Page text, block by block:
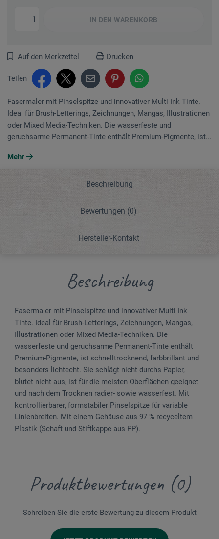
IN DEN WARENKORB
Auf den Merkzettel Drucken
Teilen
Fasermaler mit Pinselspitze und innovativer Multi Ink Tinte.
Ideal für Brush-Letterings, Zeichnungen, Mangas, Illustrationen
oder Mixed Media-Techniken. Die wasserfeste und
geruchsarme Permanent-Tinte enthält Premium-Pigmente, ist...
Mehr
Beschreibung
Bewertungen (0)
Hersteller-Kontakt
Beschreibung
Fasermaler mit Pinselspitze und innovativer Multi Ink
Tinte. Ideal für Brush-Letterings, Zeichnungen, Mangas,
Illustrationen oder Mixed Media-Techniken. Die
wasserfeste und geruchsarme Permanent-Tinte enthält
Premium-Pigmente, ist schnelltrocknend, farbbrillant und
besonders lichtecht. Sie schlägt nicht durchs Papier,
blutet nicht aus, ist für die meisten Oberflächen geeignet
und nach dem Trocknen radier- sowie wasserfest. Mit
kontrollierbarer, formstabiler Pinselspitze für variable
Linienbreiten. Mit einem Gehäuse aus 97 % recyceltem
Plastik (Schaft und Stiftkappe aus PP).
Produktbewertungen (0)
Schreiben Sie die erste Bewertung zu diesem Produkt